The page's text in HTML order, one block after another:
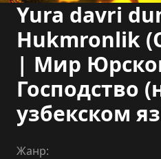
Yura davri
Hukmronlik
| Мир
Господство
узбекском
Жанр: